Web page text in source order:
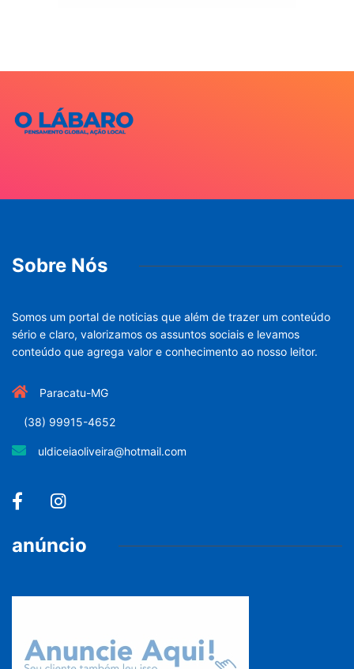
Sobre Nós
Somos um portal de noticias que além de trazer um conteúdo
sério e claro, valorizamos os assuntos sociais e levamos
conteúdo que agrega valor e conhecimento ao nosso leitor.
Paracatu-MG
(38) 99915-4652
uldiceiaoliveira@hotmail.com
anúncio